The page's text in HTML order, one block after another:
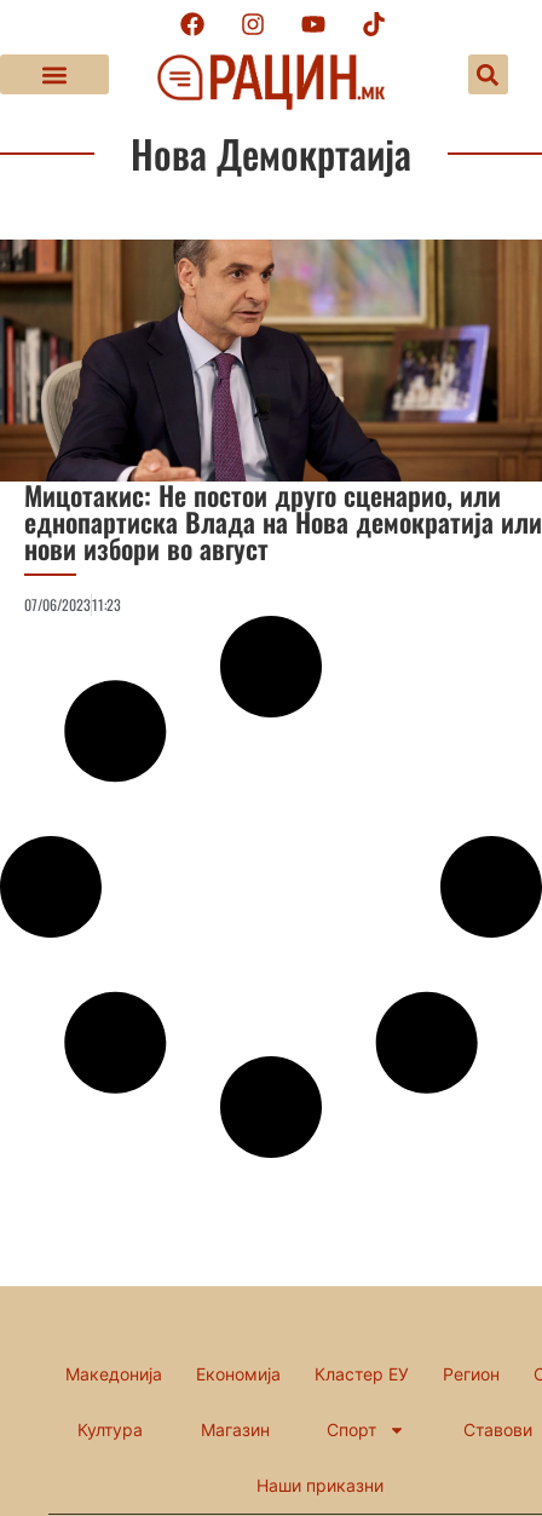
Нова Демокртаија
Мицотакис: Не постои друго сценарио, или
еднопартиска Влада на Нова демократија или
нови избори во август
07/06/202311:23
Македонија Економија Кластер ЕУ Регион
Култура Магазин Спорт Ставови
Наши приказни